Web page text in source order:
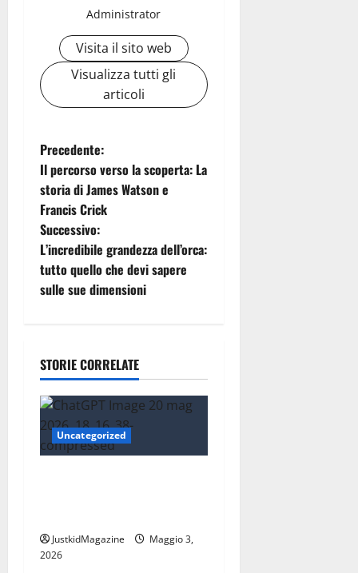
Administrator
Visita il sito web
Visualizza tutti gli
articoli
N
a
v
i
g
z
i
o
n
a
r
Precedente:
Il percorso verso la scoperta: La
storia di James Watson e
Francis Crick
Successivo:
L’incredibile grandezza dell’orca:
tutto quello che devi sapere
sulle sue dimensioni
STORIE CORRELATE
Uncategorized
JustkidMagazine
Maggio 3,
2026